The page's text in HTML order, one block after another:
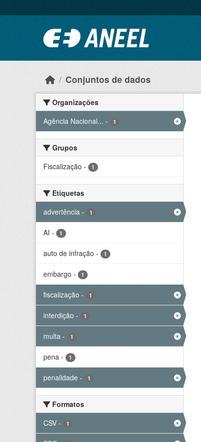
Conjuntos de dados
Organizações
Agência Nacional... - 1
Grupos
Fiscalização - 1
Etiquetas
advertência - 1
AI - 1
auto de infração - 1
embargo - 1
fiscalização - 1
interdição - 1
multa - 1
pena - 1
penalidade - 1
Formatos
CSV - 1